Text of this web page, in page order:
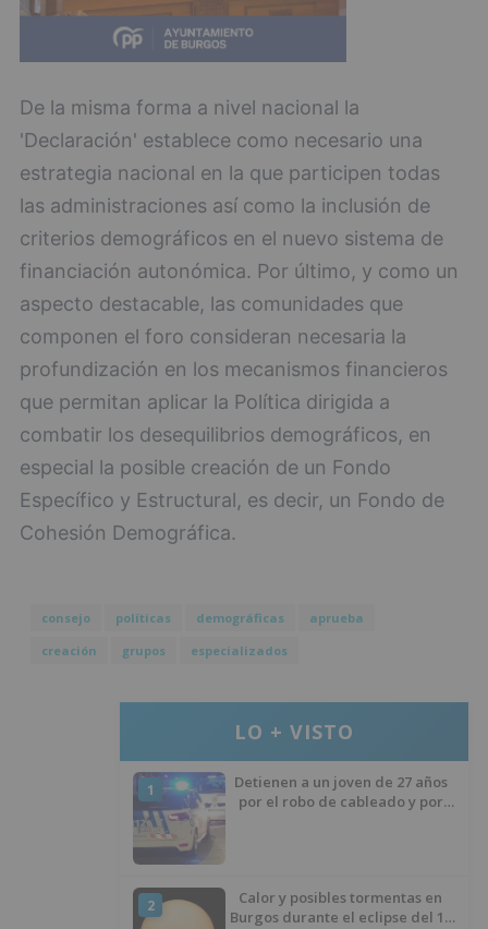
De la misma forma a nivel nacional la
'Declaración' establece como necesario una
estrategia nacional en la que participen todas
las administraciones así como la inclusión de
criterios demográficos en el nuevo sistema de
financiación autonómica. Por último, y como un
aspecto destacable, las comunidades que
componen el foro consideran necesaria la
profundización en los mecanismos financieros
que permitan aplicar la Política dirigida a
combatir los desequilibrios demográficos, en
especial la posible creación de un Fondo
Específico y Estructural, es decir, un Fondo de
Cohesión Demográfica.
consejo políticas demográficas
aprueba
creación
grupos especializados
LO + VISTO
1
Detienen a un joven de 27 años
por el robo de cableado y por
2
Calor y posibles tormentas en
Burgos durante el eclipse del 12